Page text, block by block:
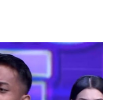
Ketua PKB Kuningan,
wadah bagi seluruh warga
organisasi maupun
adalah bergabungnya